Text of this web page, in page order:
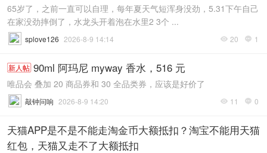
65岁了，之前一直可以自理，每年夏天气短浑身没劲，5.31下午自己
在家没劲摔倒了，水龙头开着泡在水里2 3个 ...
 20  1
splove126 2026-8-9 14:14
新人帖 90ml 阿玛尼 myway 香水，516 元
唯品会 叠加 20 商品券和 30 全品类券，应该是好价了
 11  0
敲钟问响 2026-8-9 14:20
天猫APP是不是不能走淘金币大额抵扣？淘宝不能用天猫
红包，天猫又走不了大额抵扣